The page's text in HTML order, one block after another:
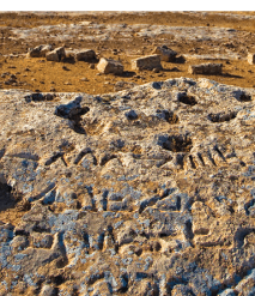
Medya
Yatırım Haritası
İletişim